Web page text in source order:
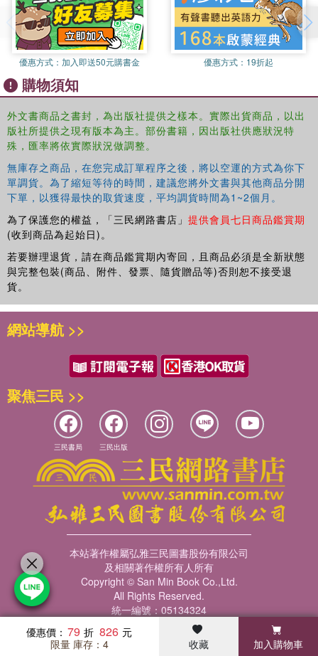
優惠方式： 加入即送50元購書金 優惠方式： 19折起
購物須知
外文書商品之書封，為出版社提供之樣本。實際出貨商品，以出
版社所提供之現有版本為主。部份書籍，因出版社供應狀況特
殊，匯率將依實際狀況做調整。
無庫存之商品，在您完成訂單程序之後，將以空運的方式為你下
單調貨。為了縮短等待的時間，建議您將外文書與其他商品分開
下單，以獲得最快的取貨速度，平均調貨時間為1~2個月。
為了保護您的權益，「三民網路書店」 提供會員七日商品鑑賞期
(收到商品為起始日)。
若要辦理退貨，請在商品鑑賞期內寄回，且商品必須是全新狀態
與完整包裝(商品、附件、發票、隨貨贈品等)否則恕不接受退
貨。
優惠價： 79 826
限量 庫存：4 收藏 加入購物車
客服中心 瀏覽紀錄 會員專區
網站導航 >>
聚焦三民 >>
三民書局 三民出版
本站著作權屬弘雅三民圖書股份有限公司
及相關著作權所有人所有
Copyright © San Min Book Co.,Ltd.
All Rights Reserved.
統一編號：05134324